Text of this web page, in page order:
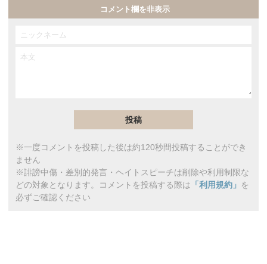
コメント欄を非表示
※一度コメントを投稿した後は約120秒間投稿することができ
ません
※誹謗中傷・差別的発言・ヘイトスピーチは削除や利用制限な
どの対象となります。コメントを投稿する際は 「利用規約」 を
必ずご確認ください